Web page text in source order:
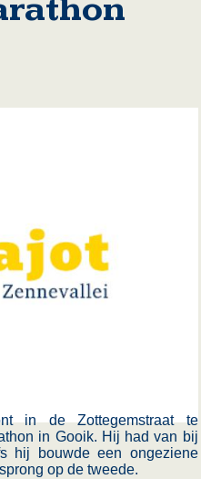
in de Zottegemstraat te
in Gooik. Hij had van bij
hij bouwde een ongeziene
op de tweede.